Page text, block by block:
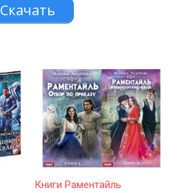
Скачать
Книги Раментайль